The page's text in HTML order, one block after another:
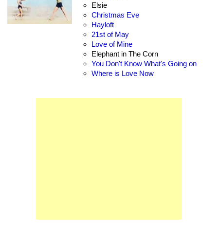
Elsie
Christmas Eve
Hayloft
21st of May
Love of Mine
Elephant in The Corn
You Don't Know What's Going on
Where is Love Now